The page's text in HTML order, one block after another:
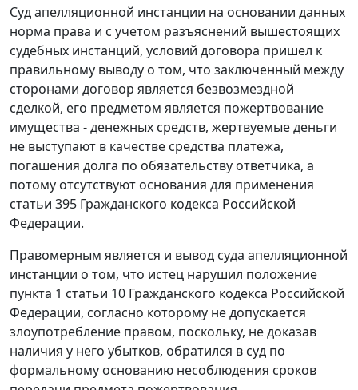
Суд апелляционной инстанции на основании данных
норма права и с учетом разъяснений вышестоящих
судебных инстанций, условий договора пришел к
правильному выводу о том, что заключенный между
сторонами договор является безвозмездной
сделкой, его предметом является пожертвование
имущества - денежных средств, жертвуемые деньги
не выступают в качестве средства платежа,
погашения долга по обязательству ответчика, а
потому отсутствуют основания для применения
статьи 395 Гражданского кодекса Российской
Федерации.
Правомерным является и вывод суда апелляционной
инстанции о том, что истец нарушил положение
пункта 1 статьи 10 Гражданского кодекса Российской
Федерации, согласно которому не допускается
злоупотребление правом, поскольку, не доказав
наличия у него убытков, обратился в суд по
формальному основанию несоблюдения сроков